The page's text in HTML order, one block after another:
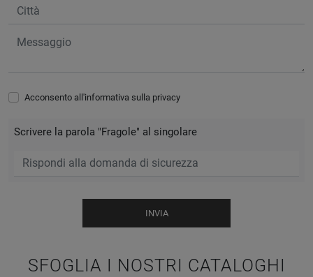
SFOGLIA I NOSTRI CATALOGHI
Acconsento all'informativa sulla privacy
Scrivere la parola "Fragole" al singolare
INVIA